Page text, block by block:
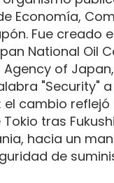
Economía,
Fue creado
National Oil
Agency of
"Security" a
cambio reflejó
tras
hacia un
de